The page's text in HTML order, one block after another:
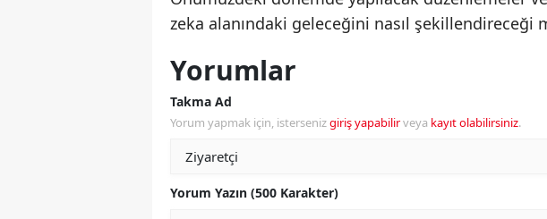
zeka alanındaki geleceğini nasıl şekillendireceği
Yorumlar
Takma Ad
Yorum yapmak için, istersenizgiriş yapabilirveya kayıt olabilirsiniz.
Yorum Yazın (500 Karakter)